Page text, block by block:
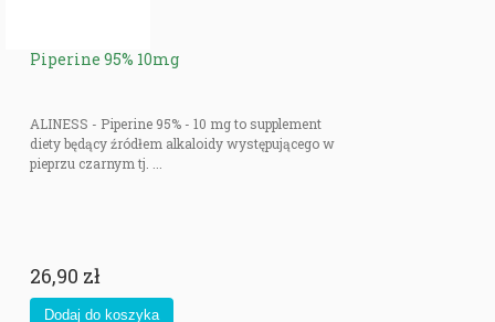
Piperine 95% 10mg
ALINESS - Piperine 95% - 10 mg to supplement
diety będący źródłem alkaloidy występującego w
pieprzu czarnym tj. ...
26,90 zł